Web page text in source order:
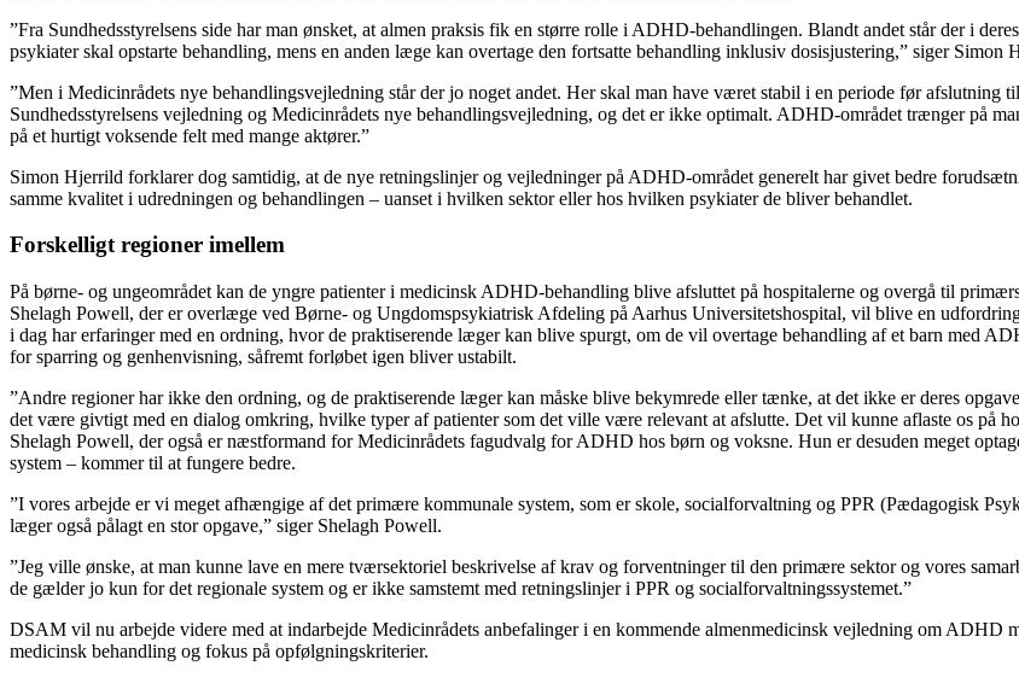
”Fra Sundhedsstyrelsens side har man ønsket, at almen praksis fik en større rolle i ADHD-behandlingen. Blandt andet står der i
psykiater skal opstarte behandling, mens en anden læge kan overtage den fortsatte behandling inklusiv dosisjustering,” siger Simon
”Men i Medicinrådets nye behandlingsvejledning står der jo noget andet. Her skal man have været stabil i en periode før afslutning
Sundhedsstyrelsens vejledning og Medicinrådets nye behandlingsvejledning, og det er ikke optimalt. ADHD-området trænger på
på et hurtigt voksende felt med mange aktører.”
Simon Hjerrild forklarer dog samtidig, at de nye retningslinjer og vejledninger på ADHD-området generelt har givet bedre
samme kvalitet i udredningen og behandlingen – uanset i hvilken sektor eller hos hvilken psykiater de bliver behandlet.
Forskelligt regioner imellem
På børne- og ungeområdet kan de yngre patienter i medicinsk ADHD-behandling blive afsluttet på hospitalerne og overgå til
Shelagh Powell, der er overlæge ved Børne- og Ungdomspsykiatrisk Afdeling på Aarhus Universitetshospital, vil blive en
i dag har erfaringer med en ordning, hvor de praktiserende læger kan blive spurgt, om de vil overtage behandling af et barn med
for sparring og genhenvisning, såfremt forløbet igen bliver ustabilt.
”Andre regioner har ikke den ordning, og de praktiserende læger kan måske blive bekymrede eller tænke, at det ikke er deres
det være givtigt med en dialog omkring, hvilke typer af patienter som det ville være relevant at afslutte. Det vil kunne aflaste os på
Shelagh Powell, der også er næstformand for Medicinrådets fagudvalg for ADHD hos børn og voksne. Hun er desuden meget
system – kommer til at fungere bedre.
”I vores arbejde er vi meget afhængige af det primære kommunale system, som er skole, socialforvaltning og PPR (Pædagogisk
læger også pålagt en stor opgave,” siger Shelagh Powell.
”Jeg ville ønske, at man kunne lave en mere tværsektoriel beskrivelse af krav og forventninger til den primære sektor og vores
de gælder jo kun for det regionale system og er ikke samstemt med retningslinjer i PPR og socialforvaltningssystemet.”
DSAM vil nu arbejde videre med at indarbejde Medicinrådets anbefalinger i en kommende almenmedicinsk vejledning om ADHD
medicinsk behandling og fokus på opfølgningskriterier.